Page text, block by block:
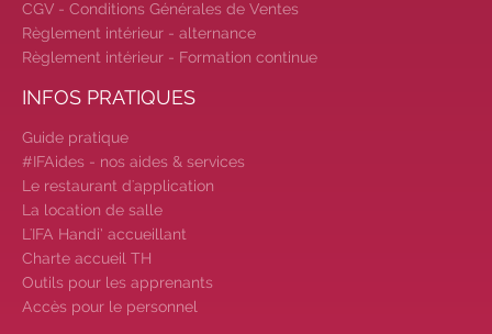
|
Trouvez votre employeur :
notre Job Board
|
bilan de compétences
à nos Jobs Datings -
candidats, inscrivez-vous !
Participez à nos
2026-2027
CGV - Conditions Générales de Ventes
Règlement intérieur - alternance
Règlement intérieur - Formation continue
INFOS PRATIQUES
Guide pratique
#IFAides - nos aides & services
Le restaurant d'application
La location de salle
L'IFA Handi’ accueillant
Charte accueil TH
Outils pour les apprenants
Accès pour le personnel